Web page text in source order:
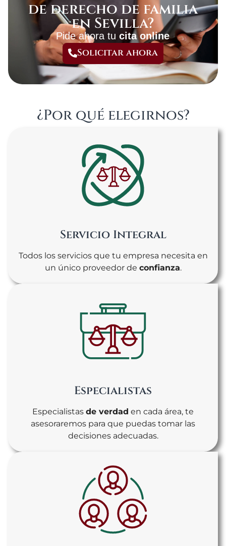
de derecho de familia
en Sevilla?
Pide ahora tu cita online
Solicitar ahora
¿Por qué elegirnos?
Servicio Integral
Todos los servicios que tu empresa necesita en
un único proveedor de confianza.
Especialistas
Especialistas de verdad en cada área, te
asesoraremos para que puedas tomar las
decisiones adecuadas.